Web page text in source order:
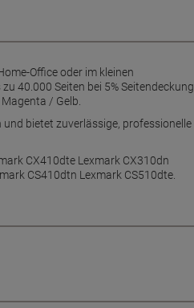
Office oder im kleinen
40.000 Seiten bei 5% Seitendeckung.
/ Gelb.
bietet zuverlässige, professionelle
CX410dte Lexmark CX310dn
CS410dtn Lexmark CS510dte.